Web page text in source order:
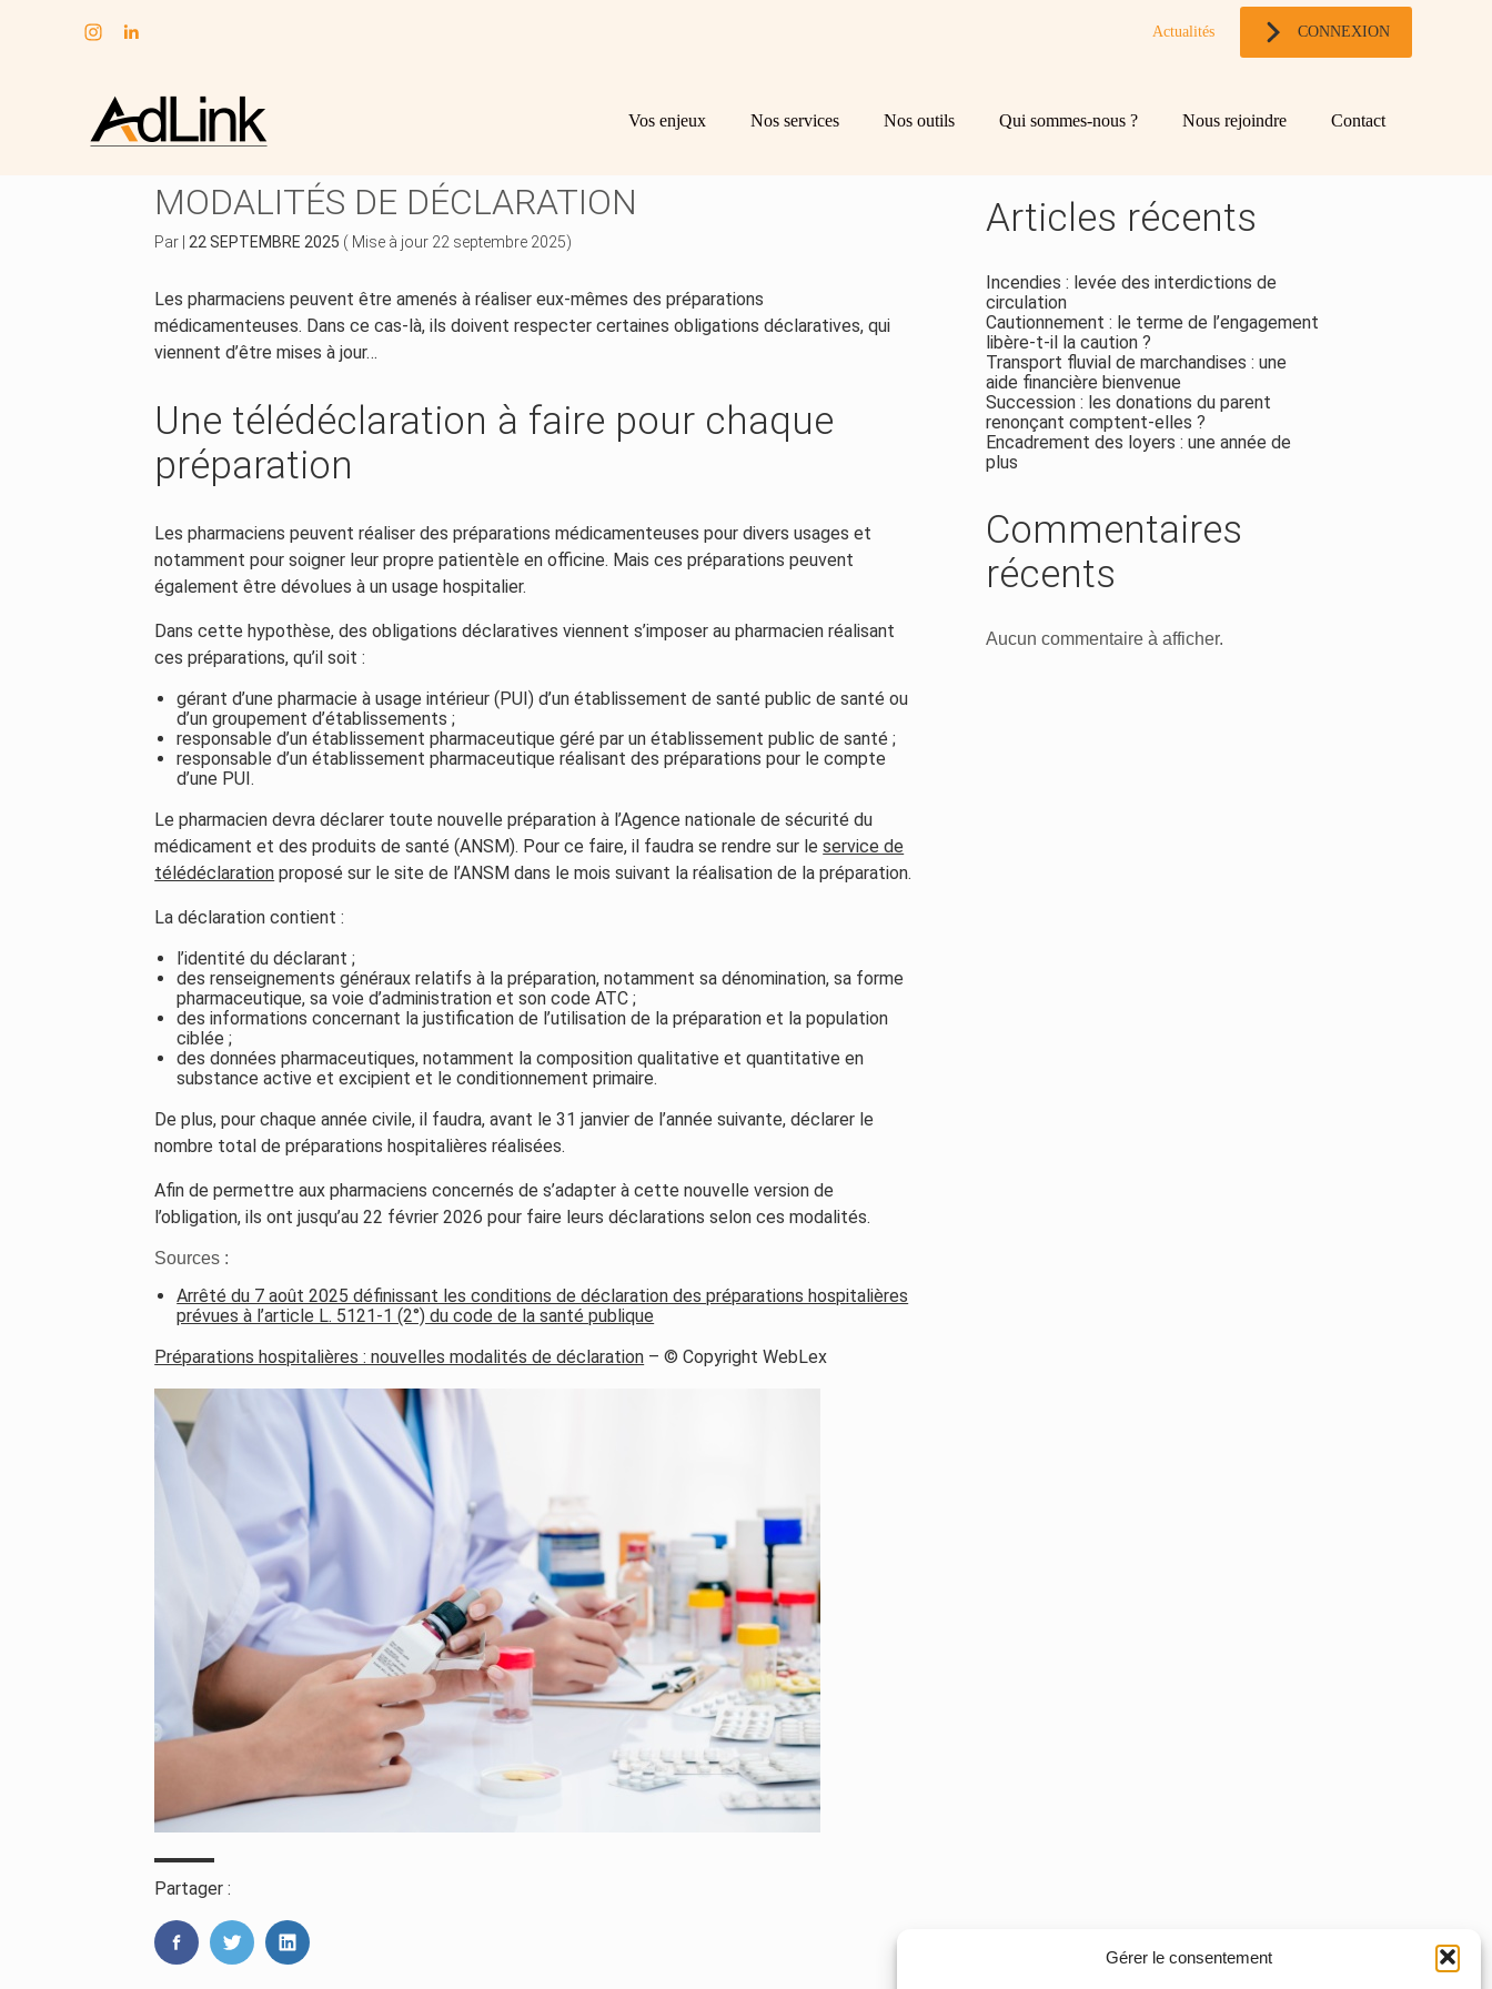
Gérer le consentement
Actualités CONNEXION
Aller
au
Vos enjeux Nos services Nos outils Qui sommes-nous ? Nous rejoindre Contact
MODALITÉS DE DÉCLARATION
Par |22 SEPTEMBRE 2025 ( Mise à jour 22 septembre 2025)
Les pharmaciens peuvent être amenés à réaliser eux-mêmes des préparations
médicamenteuses. Dans ce cas-là, ils doivent respecter certaines obligations déclaratives, qui
viennent d’être mises à jour…
Une télédéclaration à faire pour chaque
préparation
Les pharmaciens peuvent réaliser des préparations médicamenteuses pour divers usages et
notamment pour soigner leur propre patientèle en officine. Mais ces préparations peuvent
également être dévolues à un usage hospitalier.
Dans cette hypothèse, des obligations déclaratives viennent s’imposer au pharmacien réalisant
ces préparations, qu’il soit :
gérant d’une pharmacie à usage intérieur (PUI) d’un établissement de santé public de santé ou
d’un groupement d’établissements ;
responsable d’un établissement pharmaceutique géré par un établissement public de santé ;
responsable d’un établissement pharmaceutique réalisant des préparations pour le compte
d’une PUI.
Le pharmacien devra déclarer toute nouvelle préparation à l’Agence nationale de sécurité du
médicament et des produits de santé (ANSM). Pour ce faire, il faudra se rendre sur leservice de
télédéclaration proposé sur le site de l’ANSM dans le mois suivant la réalisation de la préparation.
La déclaration contient :
l’identité du déclarant ;
des renseignements généraux relatifs à la préparation, notamment sa dénomination, sa forme
pharmaceutique, sa voie d’administration et son code ATC ;
des informations concernant la justification de l’utilisation de la préparation et la population
ciblée ;
des données pharmaceutiques, notamment la composition qualitative et quantitative en
substance active et excipient et le conditionnement primaire.
De plus, pour chaque année civile, il faudra, avant le 31 janvier de l’année suivante, déclarer le
nombre total de préparations hospitalières réalisées.
Afin de permettre aux pharmaciens concernés de s’adapter à cette nouvelle version de
l’obligation, ils ont jusqu’au 22 février 2026 pour faire leurs déclarations selon ces modalités.
Sources :
Arrêté du 7 août 2025 définissant les conditions de déclaration des préparations hospitalières
prévues à l’article L. 5121-1 (2°) du code de la santé publique
Préparations hospitalières : nouvelles modalités de déclaration – © Copyright WebLex
Partager :
FaceBookTwitterLinkedIn
Blog
sidebar
Rechercher
Articles récents
Incendies : levée des interdictions de
circulation
Cautionnement : le terme de l’engagement
libère-t-il la caution ?
Transport fluvial de marchandises : une
aide financière bienvenue
Succession : les donations du parent
renonçant comptent-elles ?
Encadrement des loyers : une année de
plus
Commentaires
récents
Aucun commentaire à afficher.